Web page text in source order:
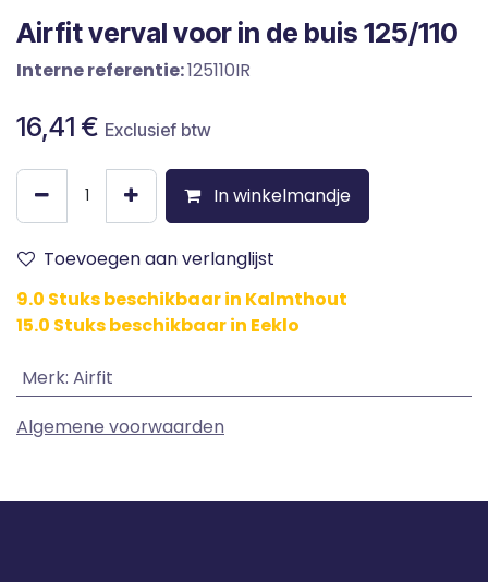
Airfit verval voor in de buis 125/110
Interne referentie:125110IR
16,41 € Exclusief btw
In winkelmandje
Toevoegen aan verlanglijst
9.0 Stuks beschikbaar in Kalmthout
15.0 Stuks beschikbaar in Eeklo
Merk: Airfit
Algemene voorwaarden